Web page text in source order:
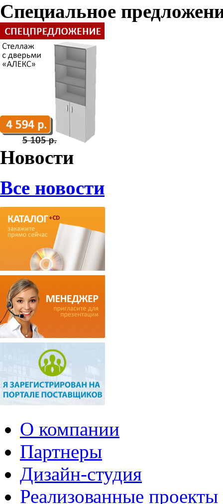
Специальное
Новости
Все новости
О компании
Партнеры
Дизайн-студия
Реализованные проекты